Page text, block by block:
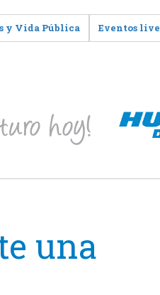
y Vida Pública Eventos live
una